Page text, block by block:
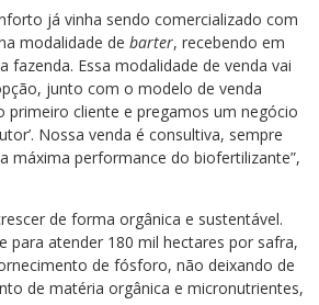
já vinha sendo comercializado com
modalidade de barter, recebendo em
fazenda. Essa modalidade de venda vai
junto com o modelo de venda
primeiro cliente e pregamos um negócio
Nossa venda é consultiva, sempre
máxima performance do biofertilizante”,
de forma orgânica e sustentável.
para atender 180 mil hectares por safra,
de fósforo, não deixando de
de matéria orgânica e micronutrientes,